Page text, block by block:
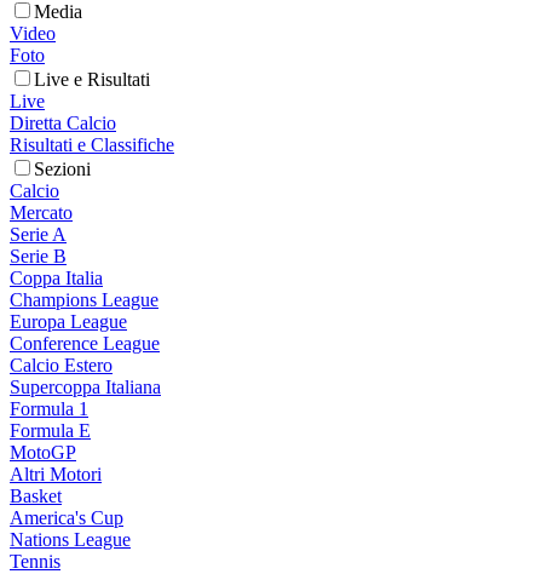
Media
Video
Foto
Live e Risultati
Live
Diretta Calcio
Risultati e Classifiche
Sezioni
Calcio
Mercato
Serie A
Serie B
Coppa Italia
Champions League
Europa League
Conference League
Calcio Estero
Supercoppa Italiana
Formula 1
Formula E
MotoGP
Altri Motori
Basket
America's Cup
Nations League
Tennis